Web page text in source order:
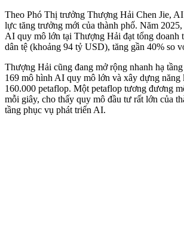
Theo Phó Thị trưởng Thượng Hải Chen Jie,
lực tăng trưởng mới của thành phố. Năm
AI quy mô lớn tại Thượng Hải đạt tổng doanh
dân tệ (khoảng 94 tỷ USD), tăng gần 40% so
Thượng Hải cũng đang mở rộng nhanh hạ
169 mô hình AI quy mô lớn và xây dựng
160.000 petaflop. Một petaflop tương đương
mỗi giây, cho thấy quy mô đầu tư rất lớn của
tầng phục vụ phát triển AI.